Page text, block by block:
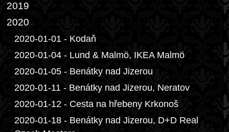
2019
2020
2020-01-01 - Kodaň
2020-01-04 - Lund & Malmö, IKEA Malmö
2020-01-05 - Benátky nad Jizerou
2020-01-11 - Benátky nad Jizerou, Neratov
2020-01-12 - Cesta na hřebeny Krkonoš
2020-01-18 - Benátky nad Jizerou, D+D Real